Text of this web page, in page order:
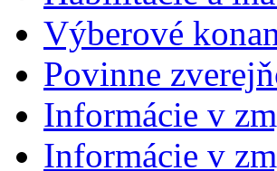
Výberové
Povinne
Informácie v
Informácie v